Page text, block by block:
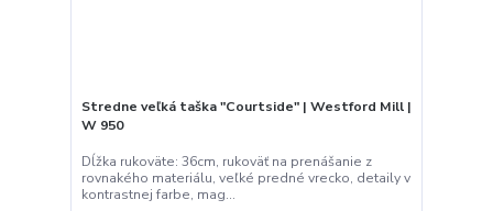
Stredne veľká taška "Courtside" | Westford Mill |
W 950
Dĺžka rukoväte: 36cm, rukoväť na prenášanie z
rovnakého materiálu, veľké predné vrecko, detaily v
kontrastnej farbe, mag...